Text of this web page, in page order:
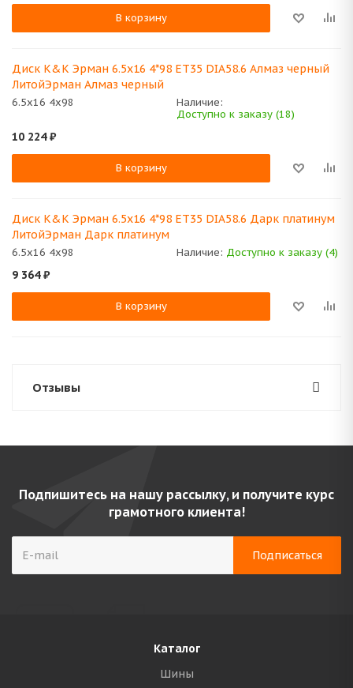
В корзину
Диск K&K Эрман 6.5x16 4*98 ET35 DIA58.6 Алмаз черный
ЛитойЭрман Алмаз черный
6.5x16 4x98
Наличие:
Доступно к заказу (18)
10 224₽
В корзину
Диск K&K Эрман 6.5x16 4*98 ET35 DIA58.6 Дарк платинум
ЛитойЭрман Дарк платинум
6.5x16 4x98 Наличие: Доступно к заказу (4)
9 364₽
В корзину
Отзывы
Подпишитесь на нашу рассылку, и получите курс
грамотного клиента!
Каталог
Шины